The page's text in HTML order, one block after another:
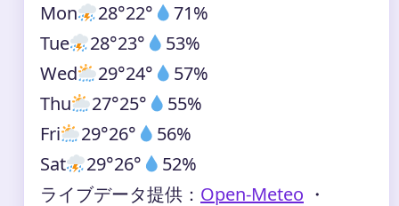
Mon
28°22°
71%
Tue
28°23°
53%
Wed
29°24°
57%
Thu
27°25°
55%
Fri
29°26°
56%
Sat
29°26°
52%
ライブデータ提供： Open-Meteo ・